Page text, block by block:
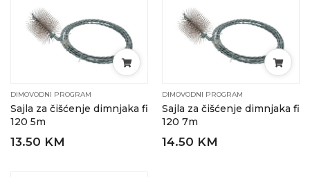
DIMOVODNI PROGRAM
Sajla za čišćenje dimnjaka fi
120 5m
13.50 KM
DIMOVODNI PROGRAM
Sajla za čišćenje dimnjaka fi
120 7m
14.50 KM